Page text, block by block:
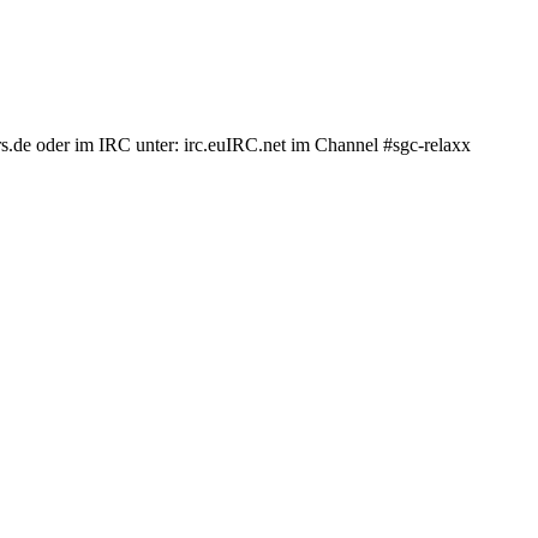
oder im IRC unter: irc.euIRC.net im Channel #sgc-relaxx